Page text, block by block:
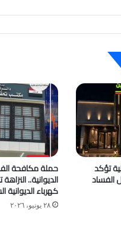
تؤكد
الفساد
حملة مكافحة
الديوانية..
كهرباء
٢٨ يونيو، ٢٠٢٦